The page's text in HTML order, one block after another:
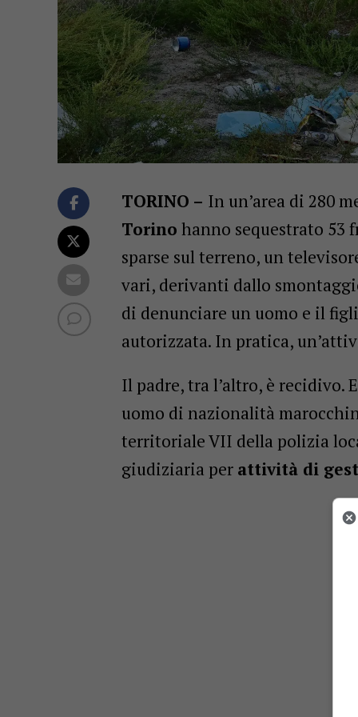
TORINO – In un’area di 280
Torino hanno sequestrato 53
sparse sul terreno, un
vari, derivanti dallo
di denunciare un uomo e il
autorizzata. In pratica,
Il padre, tra l’altro, è recidivo.
uomo di nazionalità
territoriale VII della polizia
giudiziaria per attività di